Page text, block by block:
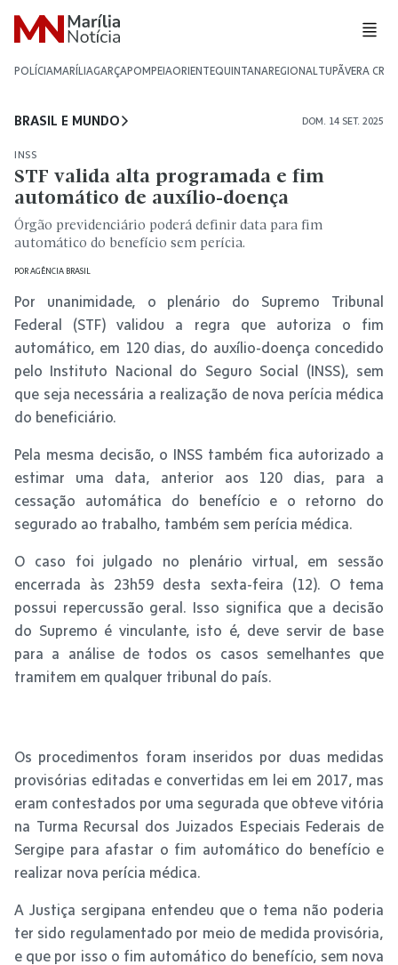
POLÍCIAMARÍLIAGARÇAPOMPEIAORIENTEQUINTANAREGIONALTUPÃVERA CRUZ
BRASIL E MUNDO DOM. 14 SET. 2025
INSS
STF valida alta programada e fim
automático de auxílio-doença
Órgão previdenciário poderá definir data para fim
automático do benefício sem perícia.
PORAGÊNCIA BRASIL
Por unanimidade, o plenário do Supremo Tribunal
Federal (STF) validou a regra que autoriza o fim
automático, em 120 dias, do auxílio-doença concedido
pelo Instituto Nacional do Seguro Social (INSS), sem
que seja necessária a realização de nova perícia médica
do beneficiário.
Pela mesma decisão, o INSS também fica autorizado a
estimar uma data, anterior aos 120 dias, para a
cessação automática do benefício e o retorno do
segurado ao trabalho, também sem perícia médica.
O caso foi julgado no plenário virtual, em sessão
encerrada às 23h59 desta sexta-feira (12). O tema
possui repercussão geral. Isso significa que a decisão
do Supremo é vinculante, isto é, deve servir de base
para a análise de todos os casos semelhantes que
tramitem em qualquer tribunal do país.
Os procedimentos foram inseridos por duas medidas
provisórias editadas e convertidas em lei em 2017, mas
eram contestados por uma segurada que obteve vitória
na Turma Recursal dos Juizados Especiais Federais de
Sergipe para afastar o fim automático do benefício e
realizar nova perícia médica.
A Justiça sergipana entendeu que o tema não poderia
ter sido regulamentado por meio de medida provisória,
e que por isso o fim automático do benefício, sem nova